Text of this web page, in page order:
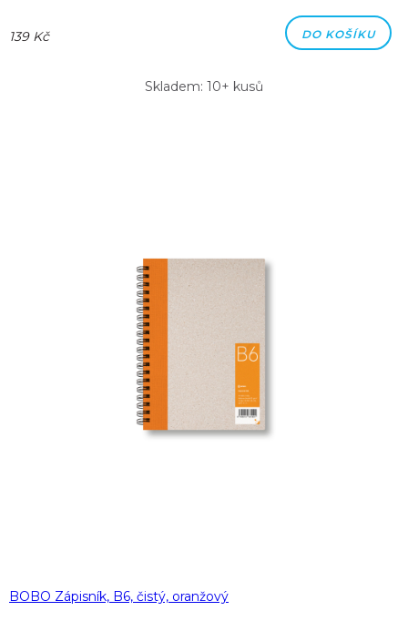
139 Kč DO KOŠÍKU
Skladem: 10+ kusů
BOBO Zápisník, B6, čistý, oranžový